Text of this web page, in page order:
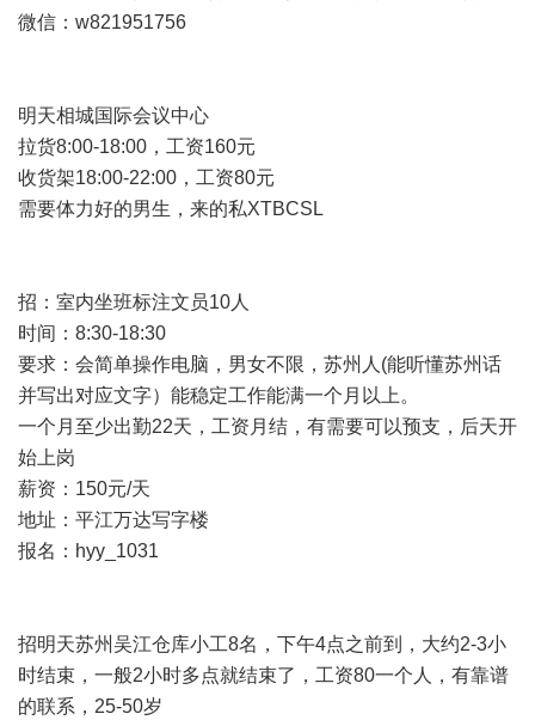
微信：w821951756
明天相城国际会议中心
拉货8:00-18:00，工资160元
收货架18:00-22:00，工资80元
需要体力好的男生，来的私XTBCSL
招：室内坐班标注文员10人
时间：8:30-18:30
要求：会简单操作电脑，男女不限，苏州人(能听懂苏州话
并写出对应文字）能稳定工作能满一个月以上。
一个月至少出勤22天，工资月结，有需要可以预支，后天开
始上岗
薪资：150元/天
地址：平江万达写字楼
报名：hyy_1031
招明天苏州吴江仓库小工8名，下午4点之前到，大约2-3小
时结束，一般2小时多点就结束了，工资80一个人，有靠谱
的联系，25-50岁